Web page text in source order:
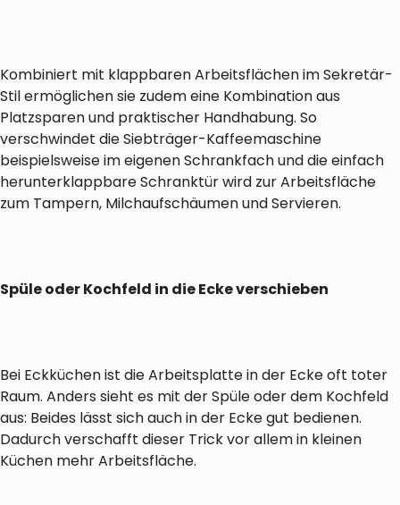
Kombiniert mit klappbaren Arbeitsflächen im Sekretär-
Stil ermöglichen sie zudem eine Kombination aus
Platzsparen und praktischer Handhabung. So
verschwindet die Siebträger-Kaffeemaschine
beispielsweise im eigenen Schrankfach und die einfach
herunterklappbare Schranktür wird zur Arbeitsfläche
zum Tampern, Milchaufschäumen und Servieren.
Spüle oder Kochfeld in die Ecke verschieben
Bei Eckküchen ist die Arbeitsplatte in der Ecke oft toter
Raum. Anders sieht es mit der Spüle oder dem Kochfeld
aus: Beides lässt sich auch in der Ecke gut bedienen.
Dadurch verschafft dieser Trick vor allem in kleinen
Küchen mehr Arbeitsfläche.